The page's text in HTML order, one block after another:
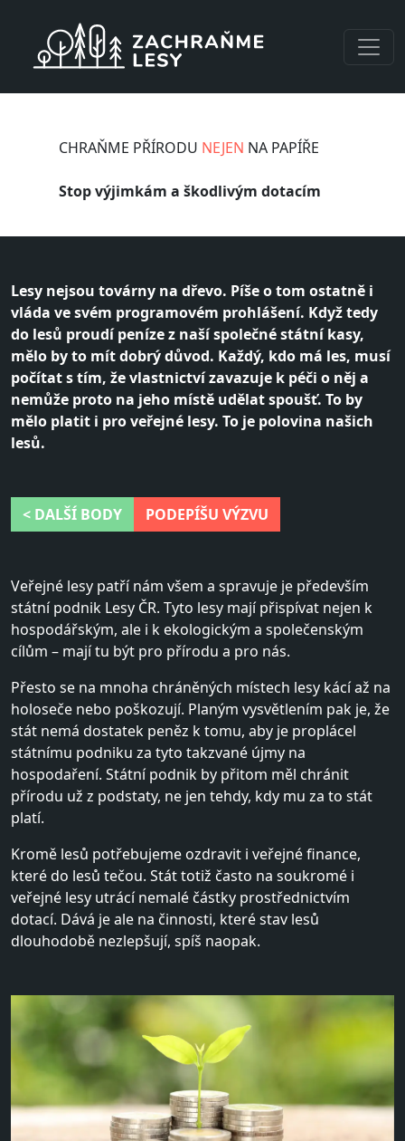
CHRAŇME PŘÍRODU NEJEN NA PAPÍŘE
Stop výjimkám a škodlivým dotacím
Lesy nejsou továrny na dřevo. Píše o tom ostatně i
vláda ve svém programovém prohlášení. Když tedy
do lesů proudí peníze z naší společné státní kasy,
mělo by to mít dobrý důvod. Každý, kdo má les, musí
počítat s tím, že vlastnictví zavazuje k péči o něj a
nemůže proto na jeho místě udělat spoušť. To by
mělo platit i pro veřejné lesy. To je polovina našich
lesů.
< DALŠÍ BODY PODEPÍŠU VÝZVU
Veřejné lesy patří nám všem a spravuje je především
státní podnik Lesy ČR. Tyto lesy mají přispívat nejen k
hospodářským, ale i k ekologickým a společenským
cílům – mají tu být pro přírodu a pro nás.
Přesto se na mnoha chráněných místech lesy kácí až na
holoseče nebo poškozují. Planým vysvětlením pak je, že
stát nemá dostatek peněz k tomu, aby je proplácel
státnímu podniku za tyto takzvané újmy na
hospodaření. Státní podnik by přitom měl chránit
přírodu už z podstaty, ne jen tehdy, kdy mu za to stát
platí.
Kromě lesů potřebujeme ozdravit i veřejné finance,
které do lesů tečou. Stát totiž často na soukromé i
veřejné lesy utrácí nemalé částky prostřednictvím
dotací. Dává je ale na činnosti, které stav lesů
dlouhodobě nezlepšují, spíš naopak.